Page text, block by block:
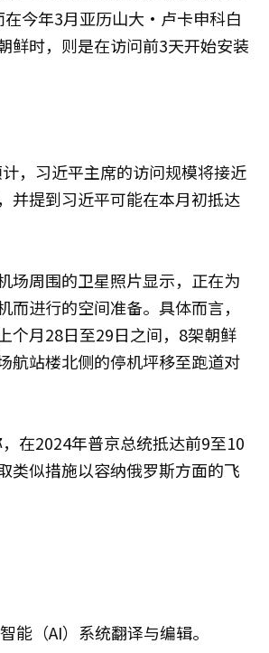
在今年3月亚历山大·卢卡申科白
鲜时，则是在访问前3天开始安装
，习近平主席的访问规模将接近
并提到习近平可能在本月初抵达
场周围的卫星照片显示，正在为
而进行的空间准备。具体而言，
个月28日至29日之间，8架朝鲜
航站楼北侧的停机坪移至跑道对
在2024年普京总统抵达前9至10
类似措施以容纳俄罗斯方面的飞
能（AI）系统翻译与编辑。